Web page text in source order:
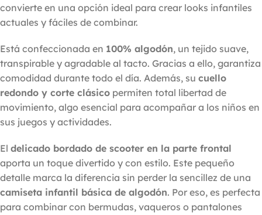
convierte en una opción ideal para crear looks infantiles
actuales y fáciles de combinar.
Está confeccionada en 100% algodón, un tejido suave,
transpirable y agradable al tacto. Gracias a ello, garantiza
comodidad durante todo el día. Además, su cuello
redondo y corte clásico permiten total libertad de
movimiento, algo esencial para acompañar a los niños en
sus juegos y actividades.
El delicado bordado de scooter en la parte frontal
aporta un toque divertido y con estilo. Este pequeño
detalle marca la diferencia sin perder la sencillez de una
camiseta infantil básica de algodón. Por eso, es perfecta
para combinar con bermudas, vaqueros o pantalones